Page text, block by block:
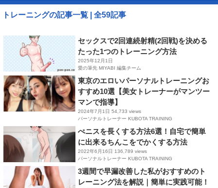
トレーニングの記事一覧 | 全59記事​
セックスで2回連続射精(2回戦)を決める
たった1つのトレーニング方法
2025年12月1日
愛の筆先 MIYABI 編集チーム
東京のエロいパーソナルトレーニングお
すすめ10選【美女トレーナーがマンツー
マンで指導】
2024年7月1日 54,733 views
パーソナルトレーナー KUBOTA TRAINING
ぺニスを長くする方法6選！自宅で簡単
に出来るちんこをでかくする方法
2022年6月16日 136,789 views
パーソナルトレーナー KUBOTA TRAINING
3週間で早漏改善した私がおすすめのト
レーニング法を解説｜簡単に実践可能！